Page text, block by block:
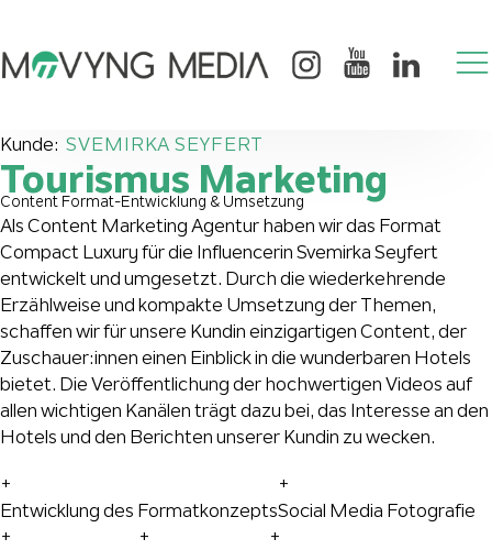
Kunde: SVEMIRKA SEYFERT
Tourismus Marketing
Content Format-Entwicklung & Umsetzung
Als Content Marketing Agentur haben wir das Format
Compact Luxury für die Influencerin Svemirka Seyfert
entwickelt und umgesetzt. Durch die wiederkehrende
Erzählweise und kompakte Umsetzung der Themen,
schaffen wir für unsere Kundin einzigartigen Content, der
Zuschauer:innen einen Einblick in die wunderbaren Hotels
bietet. Die Veröffentlichung der hochwertigen Videos auf
allen wichtigen Kanälen trägt dazu bei, das Interesse an den
Hotels und den Berichten unserer Kundin zu wecken.
+
Entwicklung des Formatkonzepts
+
Social Media Fotografie
+
+
+